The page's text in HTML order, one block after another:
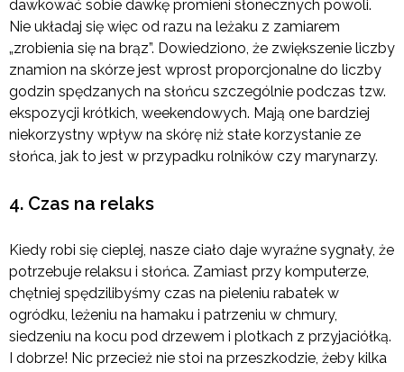
dawkować sobie dawkę promieni słonecznych powoli.
Nie układaj się więc od razu na leżaku z zamiarem
„zrobienia się na brąz”. Dowiedziono, że zwiększenie liczby
znamion na skórze jest wprost proporcjonalne do liczby
godzin spędzanych na słońcu szczególnie podczas tzw.
ekspozycji krótkich, weekendowych. Mają one bardziej
niekorzystny wpływ na skórę niż stałe korzystanie ze
słońca, jak to jest w przypadku rolników czy marynarzy.
4. Czas na relaks
Kiedy robi się cieplej, nasze ciało daje wyraźne sygnały, że
potrzebuje relaksu i słońca. Zamiast przy komputerze,
chętniej spędzilibyśmy czas na pieleniu rabatek w
ogródku, leżeniu na hamaku i patrzeniu w chmury,
siedzeniu na kocu pod drzewem i plotkach z przyjaciółką.
I dobrze! Nic przecież nie stoi na przeszkodzie, żeby kilka